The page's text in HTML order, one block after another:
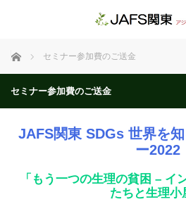
ホーム セミナー参加費のご送金
セミナー参加費のご送金
JAFS関東 SDGs 世界を
ー2022
「もう一つの生理の貧困 – イ
たちと生理小